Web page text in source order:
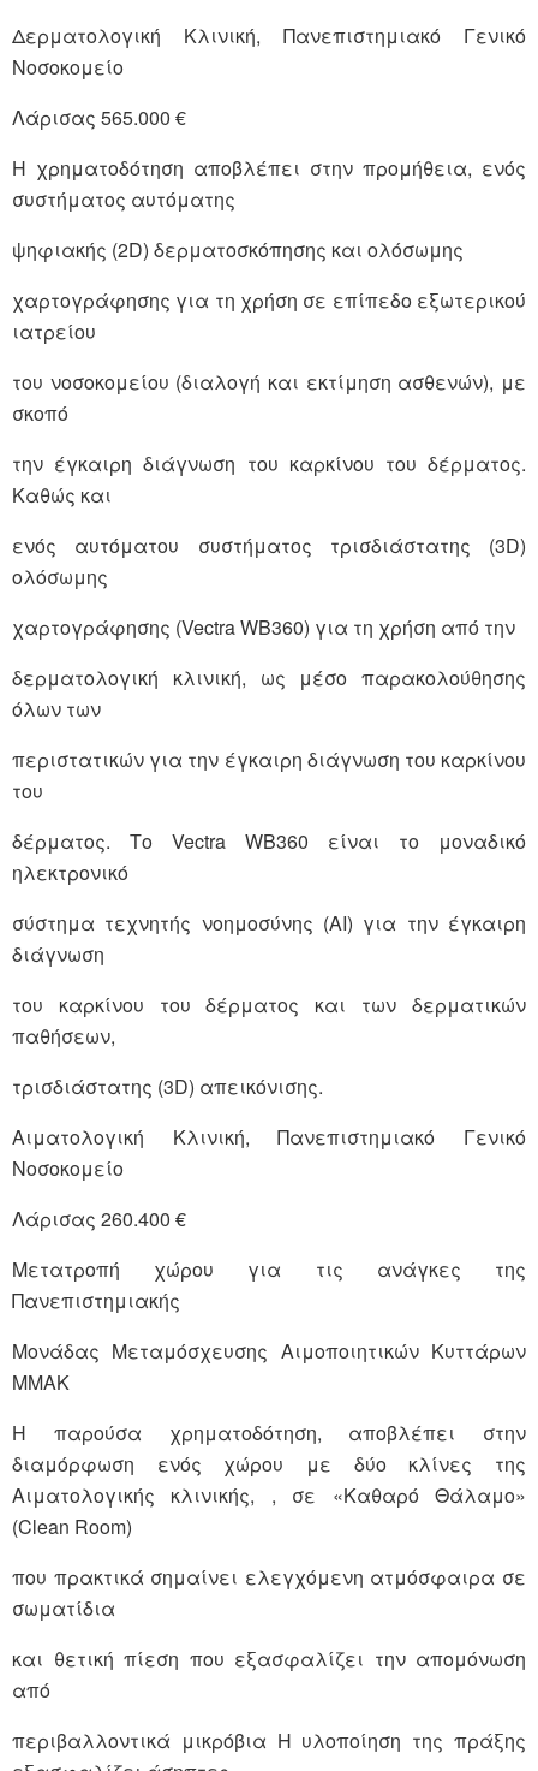
Δερματολογική Κλινική, Πανεπιστημιακό Γενικό
Νοσοκομείο
Λάρισας 565.000 €
Η χρηματοδότηση αποβλέπει στην προμήθεια, ενός
συστήματος αυτόματης
ψηφιακής (2D) δερματοσκόπησης και ολόσωμης
χαρτογράφησης για τη χρήση σε επίπεδο εξωτερικού
ιατρείου
του νοσοκομείου (διαλογή και εκτίμηση ασθενών), με
σκοπό
την έγκαιρη διάγνωση του καρκίνου του δέρματος.
Καθώς και
ενός αυτόματου συστήματος τρισδιάστατης (3D)
ολόσωμης
χαρτογράφησης (Vectra WB360) για τη χρήση από την
δερματολογική κλινική, ως μέσο παρακολούθησης
όλων των
περιστατικών για την έγκαιρη διάγνωση του καρκίνου
του
δέρματος. Το Vectra WB360 είναι το μοναδικό
ηλεκτρονικό
σύστημα τεχνητής νοημοσύνης (ΑΙ) για την έγκαιρη
διάγνωση
του καρκίνου του δέρματος και των δερματικών
παθήσεων,
τρισδιάστατης (3D) απεικόνισης.
Αιματολογική Κλινική, Πανεπιστημιακό Γενικό
Νοσοκομείο
Λάρισας 260.400 €
Μετατροπή χώρου για τις ανάγκες της
Πανεπιστημιακής
Μονάδας Μεταμόσχευσης Αιμοποιητικών Κυττάρων
ΜΜΑΚ
Η παρούσα χρηματοδότηση, αποβλέπει στην
διαμόρφωση ενός χώρου με δύο κλίνες της
Αιματολογικής κλινικής, , σε «Καθαρό Θάλαμο»
(Clean Room)
που πρακτικά σημαίνει ελεγχόμενη ατμόσφαιρα σε
σωματίδια
και θετική πίεση που εξασφαλίζει την απομόνωση
από
περιβαλλοντικά μικρόβια Η υλοποίηση της πράξης